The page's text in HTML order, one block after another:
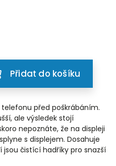
Přidat do košíku
před poškrábáním.
ale výsledek stojí
nepoznáte, že na displeji
s displejem. Dosahuje
jsou čistící hadříky pro snazší